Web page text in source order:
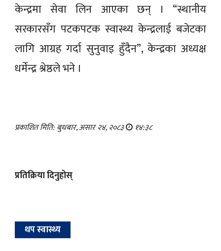
केन्द्रमा सेवा लिन आएका छन् । “स्थानीय
सरकारसँग पटकपटक स्वास्थ्य केन्द्रलाई बजेटका
लागि आग्रह गर्दा सुनुवाइ हुँदैन”, केन्द्रका अध्यक्ष
धर्मेन्द्र श्रेष्ठले भने ।
प्रकाशित मिति: बुधबार, असार २४, २०८३ १४:३८
प्रतिक्रिया दिनुहोस्
थप स्वास्थ्य